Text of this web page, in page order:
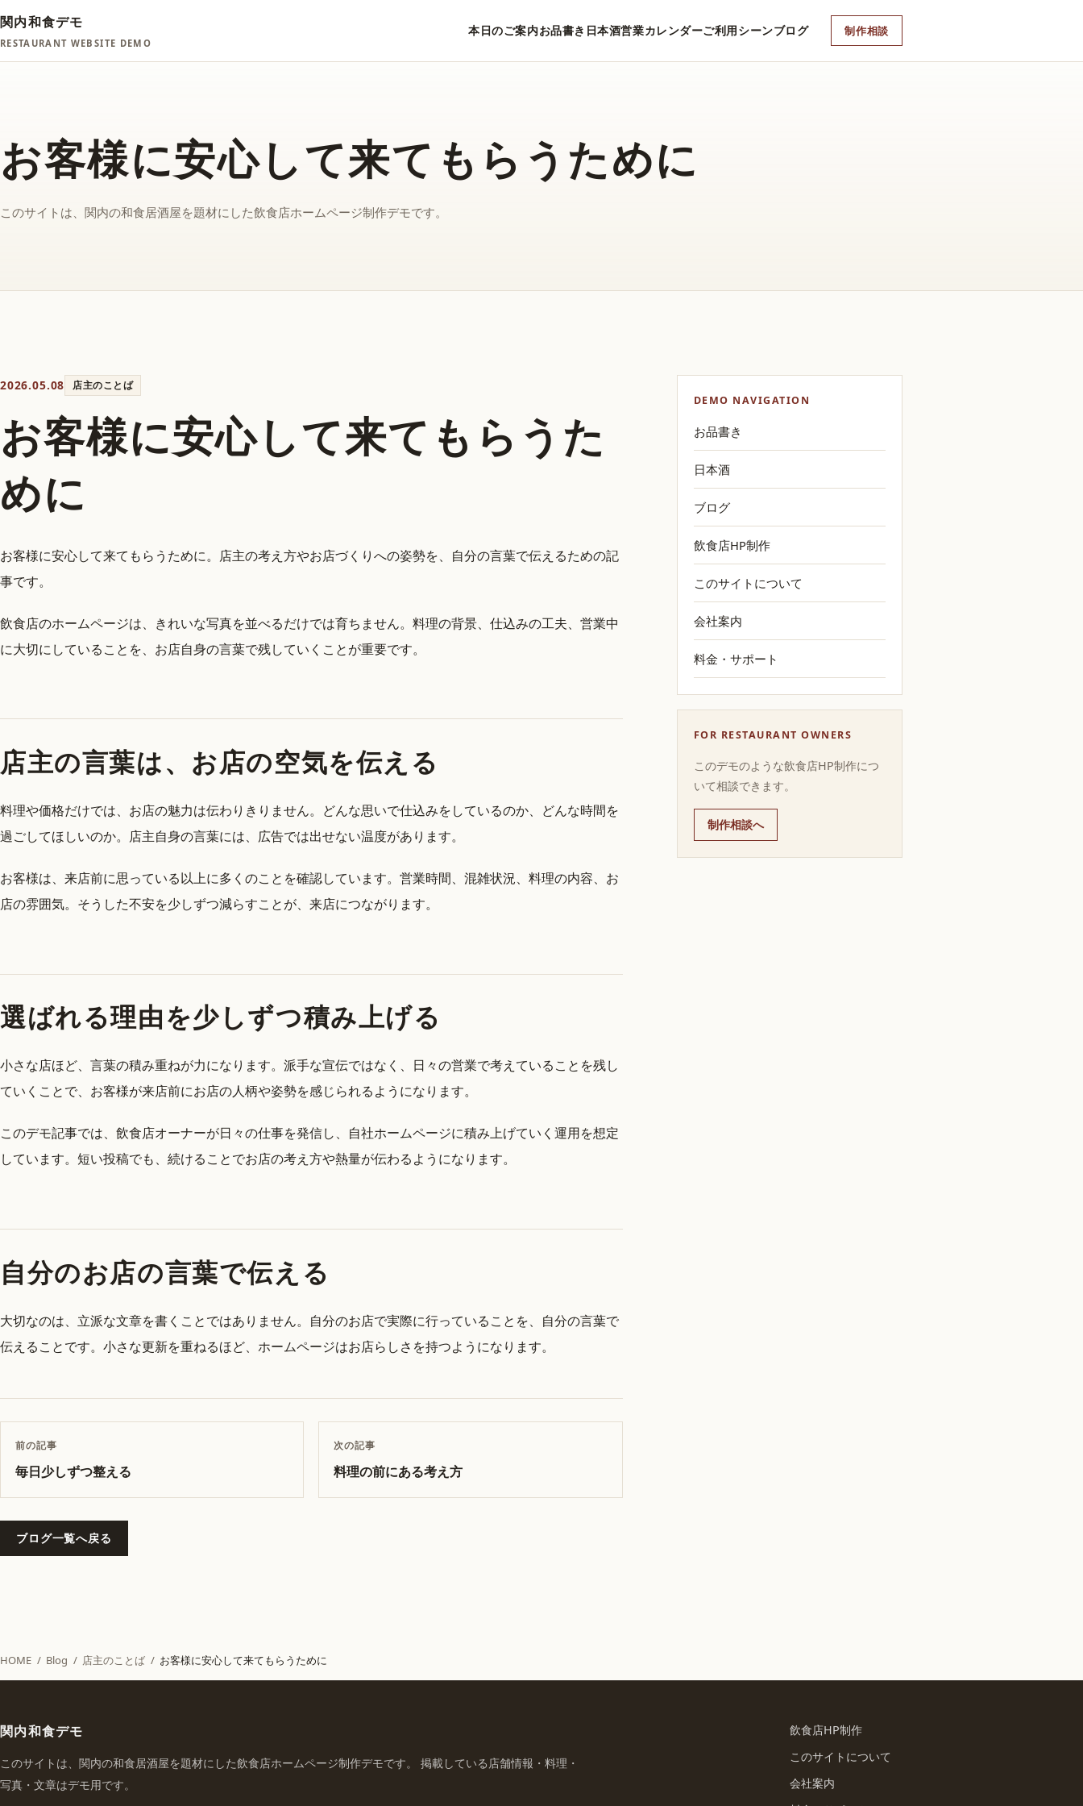
関内和食デモ
RESTAURANT WEBSITE DEMO
本日のご案内お品書き 日本酒営業カレンダーご利用シーンブログ 制作相談
お客様に安心して来てもらうために
このサイトは、関内の和食居酒屋を題材にした飲食店ホームページ制作デモです。
2026.05.08 店主のことば
お客様に安心して来てもらうた
めに
お客様に安心して来てもらうために。店主の考え方やお店づくりへの姿勢を、自分の言葉で伝えるための記
事です。
飲食店のホームページは、きれいな写真を並べるだけでは育ちません。料理の背景、仕込みの工夫、営業中
に大切にしていることを、お店自身の言葉で残していくことが重要です。
店主の言葉は、お店の空気を伝える
料理や価格だけでは、お店の魅力は伝わりきりません。どんな思いで仕込みをしているのか、どんな時間を
過ごしてほしいのか。店主自身の言葉には、広告では出せない温度があります。
お客様は、来店前に思っている以上に多くのことを確認しています。営業時間、混雑状況、料理の内容、お
店の雰囲気。そうした不安を少しずつ減らすことが、来店につながります。
選ばれる理由を少しずつ積み上げる
小さな店ほど、言葉の積み重ねが力になります。派手な宣伝ではなく、日々の営業で考えていることを残し
ていくことで、お客様が来店前にお店の人柄や姿勢を感じられるようになります。
このデモ記事では、飲食店オーナーが日々の仕事を発信し、自社ホームページに積み上げていく運用を想定
しています。短い投稿でも、続けることでお店の考え方や熱量が伝わるようになります。
自分のお店の言葉で伝える
大切なのは、立派な文章を書くことではありません。自分のお店で実際に行っていることを、自分の言葉で
伝えることです。小さな更新を重ねるほど、ホームページはお店らしさを持つようになります。
前の記事
毎日少しずつ整える
次の記事
料理の前にある考え方
ブログ一覧へ戻る
DEMO NAVIGATION
お品書き
日本酒
ブログ
飲食店HP制作
このサイトについて
会社案内
料金・サポート
FOR RESTAURANT OWNERS
このデモのような飲食店HP制作につ
いて相談できます。
制作相談へ
HOME / Blog / 店主のことば / お客様に安心して来てもらうために
関内和食デモ
このサイトは、関内の和食居酒屋を題材にした飲食店ホームページ制作デモです。 掲載している店舗情報・料理・
写真・文章はデモ用です。
飲食店HP制作
このサイトについて
会社案内